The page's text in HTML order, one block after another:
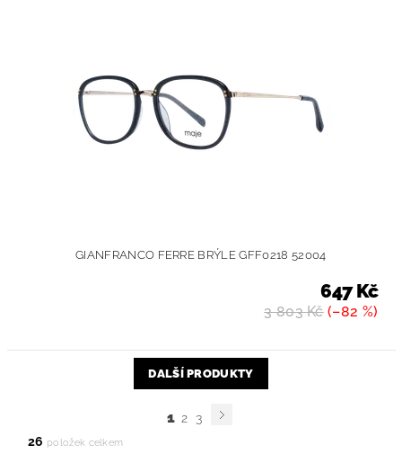
GIANFRANCO FERRE BRÝLE GFF0218 52004
3 803 Kč(–82 %)
647 Kč
DALŠÍ PRODUKTY
1 2
3
26 položek celkem